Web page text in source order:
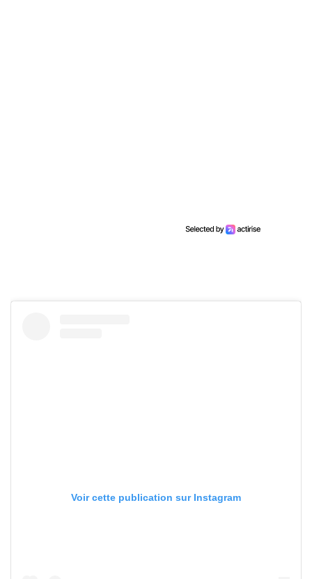
Voir cette publication sur Instagram